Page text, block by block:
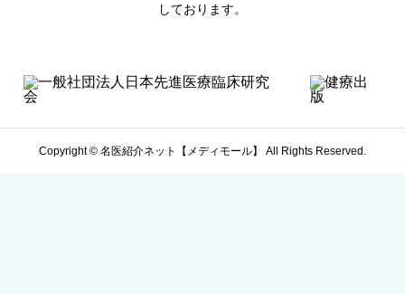
しております。
Copyright © 名医紹介ネット【メディモール】 All Rights Reserved.